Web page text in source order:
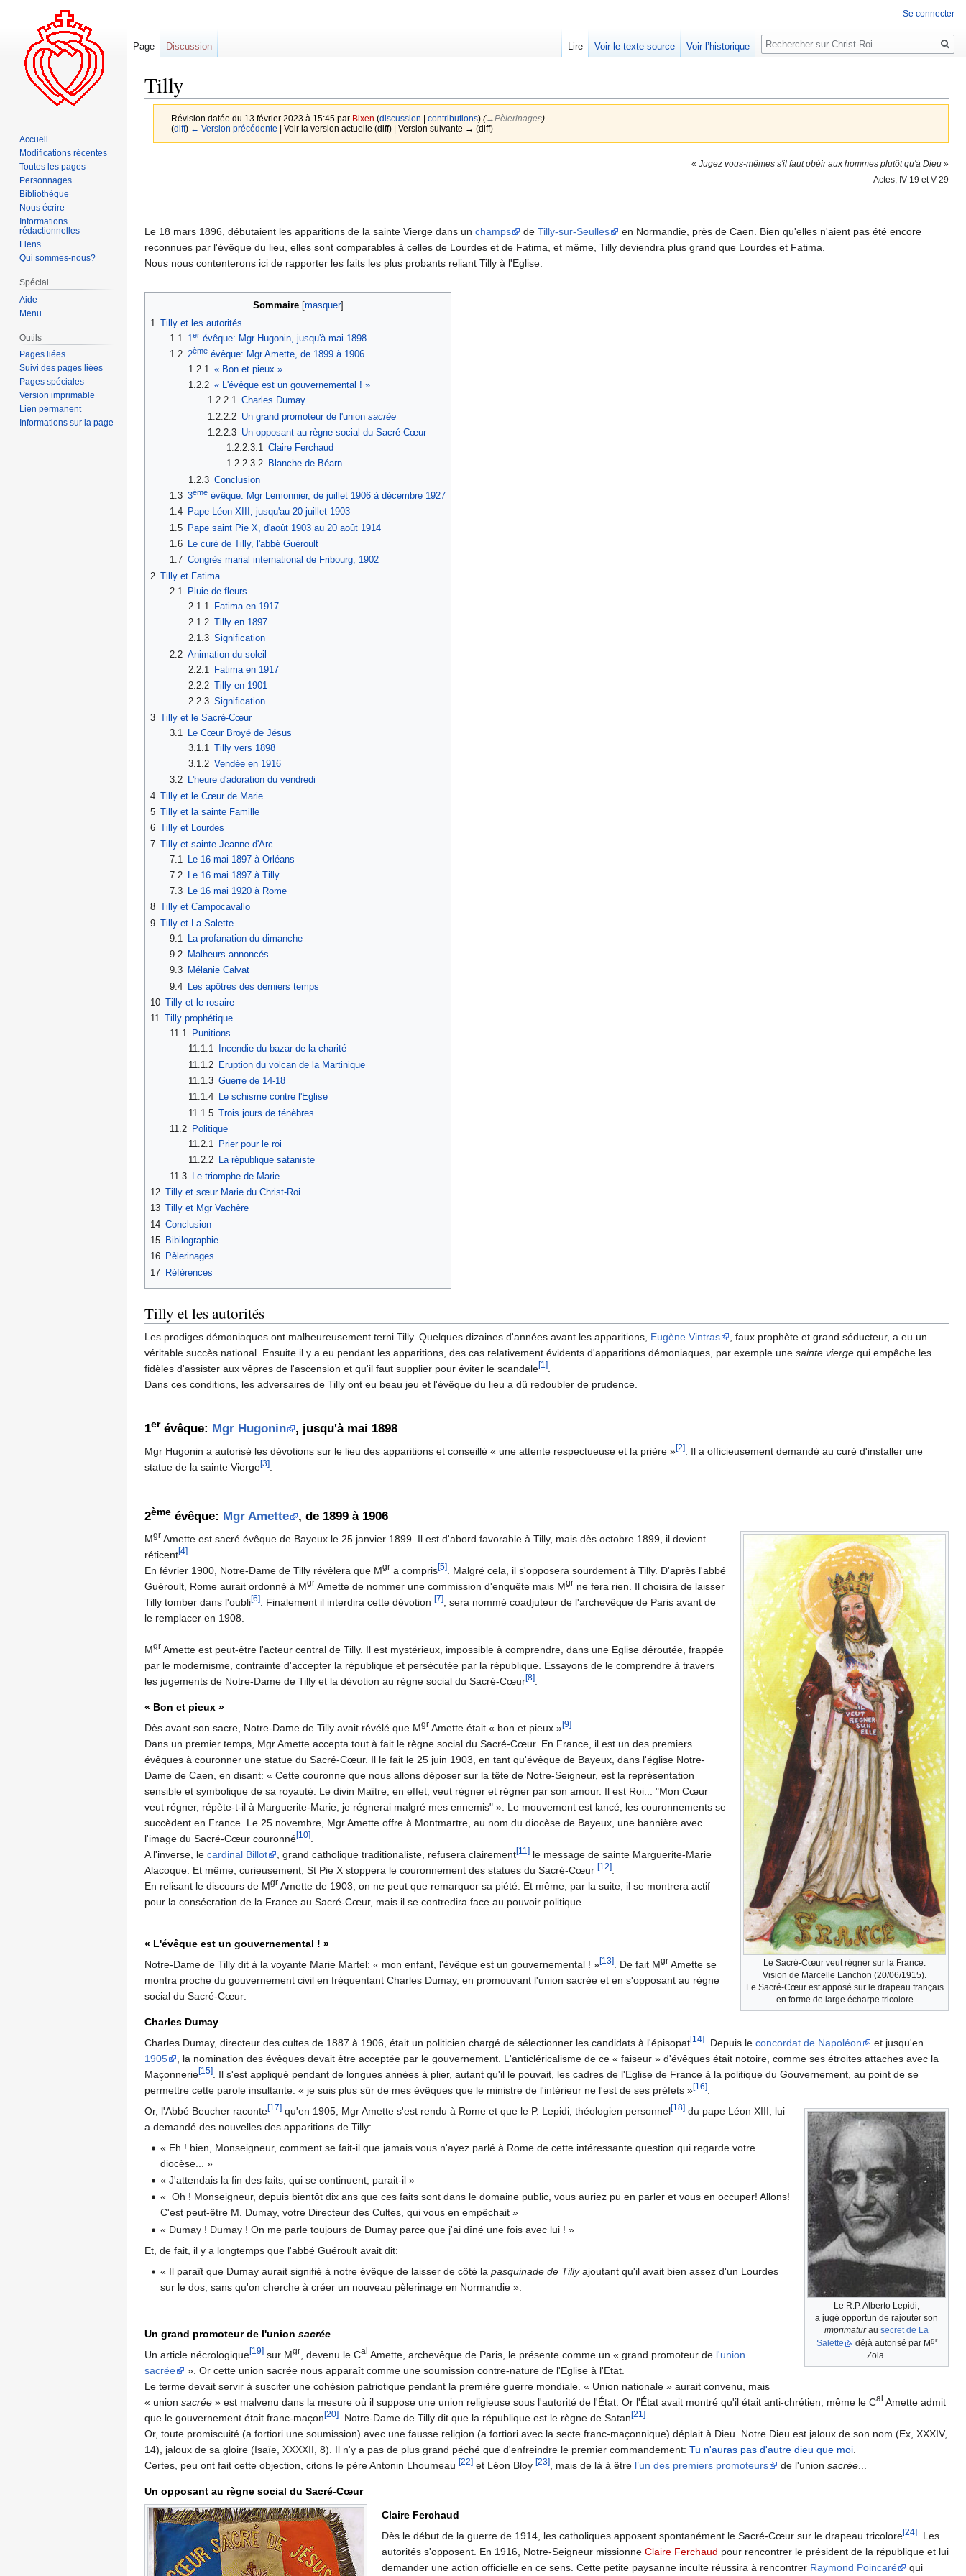
Tilly
Révision datée du 13 février 2023 à 15:45 par Bixen (discussion contributions) (→‎Pèlerinages)
(diff) ← Version précédente | Voir la version actuelle (diff) | Version suivante → (diff)
« Jugez vous-mêmes s'il faut obéir aux hommes plutôt qu'à Dieu »
Actes, IV 19 et V 29
Le 18 mars 1896, débutaient les apparitions de la sainte Vierge dans un champs de Tilly-sur-Seulles
en Normandie, près de Caen. Bien qu'elles n'aient pas été encore
reconnues par l'évêque du lieu, elles sont comparables à celles de Lourdes et de Fatima, et même, Tilly deviendra plus grand que Lourdes et Fatima.
Nous nous contenterons ici de rapporter les faits les plus probants reliant Tilly à l'Eglise.
Sommaire
1 Tilly et les autorités
1.1
1erévêque: Mgr Hugonin, jusqu'à mai 1898
1.2 2èmeévêque: Mgr Amette, de 1899 à 1906
1.2.1
« Bon et pieux »
1.2.2 « L'évêque est un gouvernemental ! »
1.2.2.1 Charles Dumay
1.2.2.2 Un grand promoteur de l'union sacrée
1.2.2.3 Un opposant au règne social du Sacré-Cœur
1.2.2.3.1
Claire Ferchaud
1.2.2.3.2 Blanche de Béarn
1.2.3 Conclusion
1.3 3èmeévêque: Mgr Lemonnier, de juillet 1906 à décembre 1927
1.4
Pape Léon XIII, jusqu'au 20 juillet 1903
1.5 Pape saint Pie X, d'août 1903 au 20 août 1914
1.6
Le curé de Tilly, l'abbé Guéroult
1.7 Congrès marial international de Fribourg, 1902
2 Tilly et Fatima
2.1
Pluie de fleurs
2.1.1
Fatima en 1917
2.1.2 Tilly en 1897
2.1.3 Signification
2.2 Animation du soleil
2.2.1
Fatima en 1917
2.2.2 Tilly en 1901
2.2.3 Signification
3 Tilly et le Sacré-Cœur
3.1
Le Cœur Broyé de Jésus
3.1.1
Tilly vers 1898
3.1.2 Vendée en 1916
3.2
L'heure d'adoration du vendredi
4 Tilly et le Cœur de Marie
5 Tilly et la sainte Famille
6 Tilly et Lourdes
7 Tilly et sainte Jeanne d'Arc
7.1
Le 16 mai 1897 à Orléans
7.2
Le 16 mai 1897 à Tilly
7.3
Le 16 mai 1920 à Rome
8 Tilly et Campocavallo
9 Tilly et La Salette
9.1
La profanation du dimanche
9.2
Malheurs annoncés
9.3
Mélanie Calvat
9.4
Les apôtres des derniers temps
10 Tilly et le rosaire
11 Tilly prophétique
11.1
Punitions
11.1.1
Incendie du bazar de la charité
11.1.2 Eruption du volcan de la Martinique
11.1.3 Guerre de 14-18
11.1.4 Le schisme contre l'Eglise
11.1.5 Trois jours de ténèbres
11.2
Politique
11.2.1 Prier pour le roi
11.2.2 La république sataniste
11.3
Le triomphe de Marie
12 Tilly et sœur Marie du Christ-Roi
13 Tilly et Mgr Vachère
14 Conclusion
15 Bibilographie
16 Pèlerinages
17 Références
Tilly et les autorités
Les prodiges démoniaques ont malheureusement terni Tilly. Quelques dizaines d'années avant les apparitions, Eugène Vintras
, faux prophète et grand séducteur, a eu un
véritable succès national. Ensuite il y a eu pendant les apparitions, des cas relativement évidents d'apparitions démoniaques, par exemple une sainte vierge qui empêche les
fidèles d'assister aux vêpres de l'ascension et qu'il faut supplier pour éviter le scandale[1]
Dans ces conditions, les adversaires de Tilly ont eu beau jeu et l'évêque du lieu a dû redoubler de prudence.
1erévêque: Mgr Hugonin , jusqu'à mai 1898
Mgr Hugonin a autorisé les dévotions sur le lieu des apparitions et conseillé « une attente respectueuse et la prière »[2]
. Il a officieusement demandé au curé d'installer une
statue de la sainte Vierge[3]
2ème évêque: Mgr Amette , de 1899 à 1906
Le Sacré-Cœur veut régner sur la France.
Vision de Marcelle Lanchon (20/06/1915).
Le Sacré-Cœur est apposé sur le drapeau français
en forme de large écharpe tricolore
Mgr Amette est sacré évêque de Bayeux le 25 janvier 1899. Il est d'abord favorable à Tilly, mais dès octobre 1899, il devient
réticent[4]
En février 1900, Notre-Dame de Tilly révèlera que Mgr a compris[5]
. Malgré cela, il s'opposera sourdement à Tilly. D'après l'abbé
Guéroult, Rome aurait ordonné à Mgr Amette de nommer une commission d'enquête mais Mgr ne fera rien. Il choisira de laisser
Tilly tomber dans l'oubli[6] . Finalement il interdira cette dévotion [7]
, sera nommé coadjuteur de l'archevêque de Paris avant de
le remplacer en 1908.
Mgr Amette est peut-être l'acteur central de Tilly. Il est mystérieux, impossible à comprendre, dans une Eglise déroutée, frappée
par le modernisme, contrainte d'accepter la république et persécutée par la république. Essayons de le comprendre à travers
les jugements de Notre-Dame de Tilly et la dévotion au règne social du Sacré-Cœur[8]:
« Bon et pieux »
Dès avant son sacre, Notre-Dame de Tilly avait révélé que Mgr Amette était « bon et pieux »[9]
Dans un premier temps, Mgr Amette accepta tout à fait le règne social du Sacré-Cœur. En France, il est un des premiers
évêques à couronner une statue du Sacré-Cœur. Il le fait le 25 juin 1903, en tant qu'évêque de Bayeux, dans l'église Notre-
Dame de Caen, en disant: « Cette couronne que nous allons déposer sur la tête de Notre-Seigneur, est la représentation
sensible et symbolique de sa royauté. Le divin Maître, en effet, veut régner et régner par son amour. Il est Roi... "Mon Cœur
veut régner, répète-t-il à Marguerite-Marie, je régnerai malgré mes ennemis" ». Le mouvement est lancé, les couronnements se
succèdent en France. Le 25 novembre, Mgr Amette offre à Montmartre, au nom du diocèse de Bayeux, une bannière avec
l'image du Sacré-Cœur couronné[10]
A l'inverse, le cardinal Billot , grand catholique traditionaliste, refusera clairement[11] le message de sainte Marguerite-Marie
Alacoque. Et même, curieusement, St Pie X stoppera le couronnement des statues du Sacré-Cœur [12]
En relisant le discours de Mgr Amette de 1903, on ne peut que remarquer sa piété. Et même, par la suite, il se montrera actif
pour la consécration de la France au Sacré-Cœur, mais il se contredira face au pouvoir politique.
« L'évêque est un gouvernemental ! »
Notre-Dame de Tilly dit à la voyante Marie Martel: « mon enfant, l'évêque est un gouvernemental ! »[13] . De fait Mgr Amette se
montra proche du gouvernement civil en fréquentant Charles Dumay, en promouvant l'union sacrée et en s'opposant au règne
social du Sacré-Cœur:
Charles Dumay
Charles Dumay, directeur des cultes de 1887 à 1906, était un politicien chargé de sélectionner les candidats à l'épisopat[14] . Depuis le concordat de Napoléon
et jusqu'en
1905
, la nomination des évêques devait être acceptée par le gouvernement. L'anticléricalisme de ce « faiseur » d'évêques était notoire, comme ses étroites attaches avec la
Maçonnerie[15]
. Il s'est appliqué pen­dant de longues années à plier, autant qu'il le pouvait, les cadres de l'Eglise de France à la politique du Gouvernement, au point de se
permettre cette parole insultante: « je suis plus sûr de mes évêques que le ministre de l'intérieur ne l'est de ses préfets »[16]
Le R.P. Alberto Lepidi,
a jugé opportun de rajouter son
imprimaturau secret de La
Salette
déjà autorisé par Mgr
Zola.
Or, l'Abbé Beucher raconte[17] qu'en 1905, Mgr Amette s'est rendu à Rome et que le P. Lepidi, théologien personnel[18] du pape Léon XIII, lui
a demandé des nouvelles des apparitions de Tilly:
« Eh ! bien, Monseigneur, comment se fait-il que jamais vous n'ayez parlé à Rome de cette intéressante question qui regarde votre
diocèse... »
« J'attendais la fin des faits, qui se continuent, parait-il »
« Oh ! Monseigneur, depuis bientôt dix ans que ces faits sont dans le domaine public, vous auriez pu en parler et vous en occuper! Allons!
C'est peut-être M. Dumay, votre Directeur des Cultes, qui vous en empê­chait »
« Dumay ! Dumay ! On me parle toujours de Dumay parce que j'ai dîné une fois avec lui ! »
Et, de fait, il y a longtemps que l'abbé Guéroult avait dit:
« Il paraît que Dumay aurait signifié à notre évêque de laisser de côté lapasquinade de Tillyajoutant qu'il avait bien assez d'un Lourdes
sur le dos, sans qu'on cherche à créer un nouveau pèlerinage en Normandie ».
Un grand promoteur de l'union sacrée
Un article nécrologique[19] sur Mgr , devenu le Cal Amette, archevêque de Paris, le présente comme un « grand promoteur de l'union
sacrée
». Or cette union sacrée nous apparaît comme une soumission contre-nature de l'Eglise à l'Etat.
Le terme devait servir à susciter une cohésion patriotique pendant la première guerre mondiale. « Union nationale » aurait convenu, mais
« union sacrée » est malvenu dans la mesure où il suppose une union religieuse sous l'autorité de l'État. Or l'État avait montré qu'il était anti-chrétien, même le Cal Amette admit
que le gouvernement était franc-maçon[20] . Notre-Dame de Tilly dit que la république est le règne de Satan[21]
Or, toute promiscuité (a fortiori une soumission) avec une fausse religion (a fortiori avec la secte franc-maçonnique) déplait à Dieu. Notre Dieu est jaloux de son nom (Ex, XXXIV,
14), jaloux de sa gloire (Isaïe, XXXXII, 8). Il n'y a pas de plus grand péché que d'enfreindre le premier commandement: Tu n'auras pas d'autre dieu que moi
Certes, peu ont fait cette objection, citons le père Antonin Lhoumeau [22] et Léon Bloy [23] , mais de là à être l’un des premiers promoteurs de l'union sacrée
Un opposant au règne social du Sacré-Cœur
Claire Ferchaud
Dès le début de la guerre de 1914, les catholiques apposent spontanément le Sacré-Cœur sur le drapeau tricolore[24]. Les
autorités s'opposent. En 1916, Notre-Seigneur missionne Claire Ferchaud pour rencontrer le président de la république et lui
demander une action officielle en ce sens. Cette petite paysanne inculte réussira à rencontrer Raymond Poincaré qui
Se connecter
Page Discussion Lire Voir le texte source Voir l’historique
Rechercher
Accueil
Modifications récentes
Toutes les pages
Personnages
Bibliothèque
Nous écrire
Informations
rédactionnelles
Liens
Qui sommes-nous?
Spécial
Aide
Menu
Outils
Pages liées
Suivi des pages liées
Pages spéciales
Version imprimable
Lien permanent
Informations sur la page